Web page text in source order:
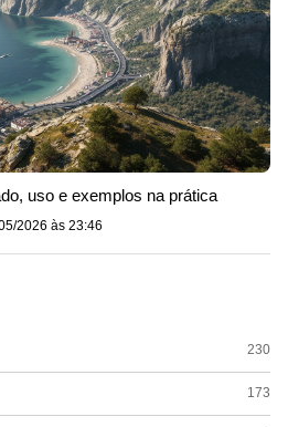
uso e exemplos na prática
2026 às 23:46
230
173